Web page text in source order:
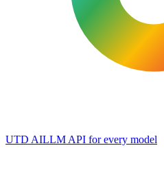
UTD AILLM API for every model